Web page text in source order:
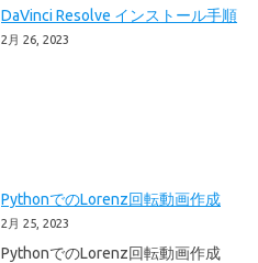
DaVinci Resolve インストール手順
2月 26, 2023
PythonでのLorenz回転動画作成
2月 25, 2023
PythonでのLorenz回転動画作成